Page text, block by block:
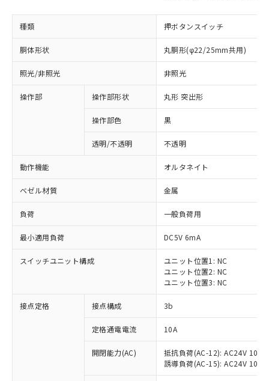
種類 押ボタンスイッチ
胴体形状 丸胴形(φ22/25mm共用)
照光/非照光 非照光
操作部 操作部形状 丸形 突出形
操作部色 黒
透明/不透明 不透明
動作機能 オルタネイト
ベゼル材質 金属
負荷 一般負荷用
最小適用負荷 DC5V 6mA
スイッチユニット構成
ユニット位置1: NC
ユニット位置2: NC
ユニット位置3: NC
接点定格 接点構成 3b
定格通電電流 10A
開閉能力(AC)
抵抗負荷(AC-12): AC24V 10A/
誘導負荷(AC-15): AC24V
※1 対応状況
対応済み：EU RoHS指令（10物質）の
非含有に対応した製品が提供可能な商品で
対応予定：EU RoHS指令（10物質）の非含